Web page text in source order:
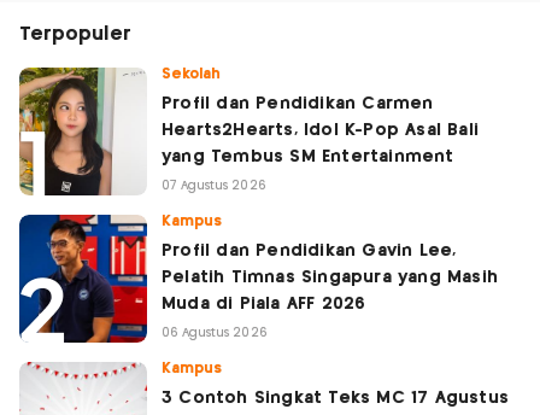
Terpopuler
Sekolah
Profil dan Pendidikan Carmen
Hearts2Hearts, Idol K-Pop Asal Bali
yang Tembus SM Entertainment
07 Agustus 2026
Kampus
Profil dan Pendidikan Gavin Lee,
Pelatih Timnas Singapura yang Masih
Muda di Piala AFF 2026
06 Agustus 2026
Kampus
3 Contoh Singkat Teks MC 17 Agustus